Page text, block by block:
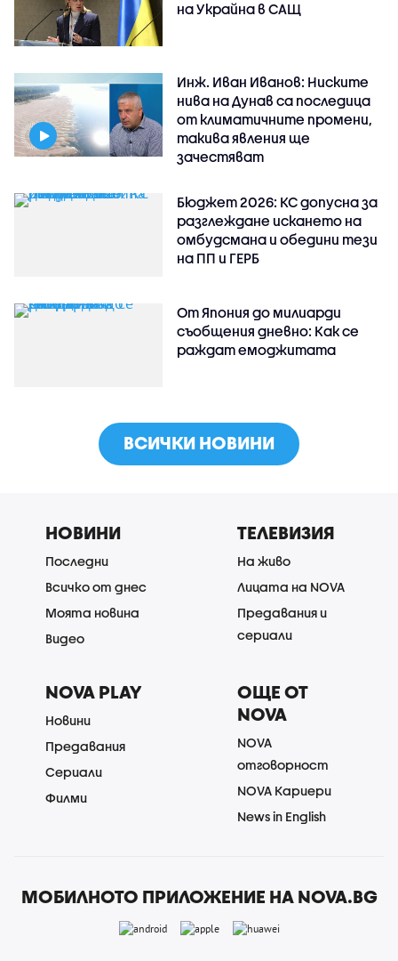
на Украйна в САЩ
Инж. Иван Иванов: Ниските
нива на Дунав са последица
от климатичните промени,
такива явления ще
зачестяват
Бюджет 2026: КС допусна за
разглеждане искането на
омбудсмана и обедини тези
на ПП и ГЕРБ
От Япония до милиарди
съобщения дневно: Как се
раждат емоджитата
ВСИЧКИ НОВИНИ
НОВИНИ
Последни
Всичко от днес
Моята новина
Видео
ТЕЛЕВИЗИЯ
На живо
Лицата на NOVA
Предавания и
сериали
NOVA PLAY
Новини
Предавания
Сериали
Филми
ОЩЕ ОТ
NOVA
NOVA
отговорност
NOVA Кариери
News in English
МОБИЛНОТО ПРИЛОЖЕНИЕ НА NOVA.BG